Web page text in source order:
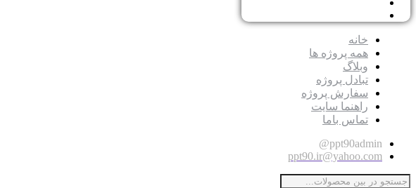
خانه
همه پروژه ها
وبلاگ
تبادل پروژه
سفارش پروژه
راهنما سایت
تماس باما
ppt90admin@
ppt90.ir@yahoo.com